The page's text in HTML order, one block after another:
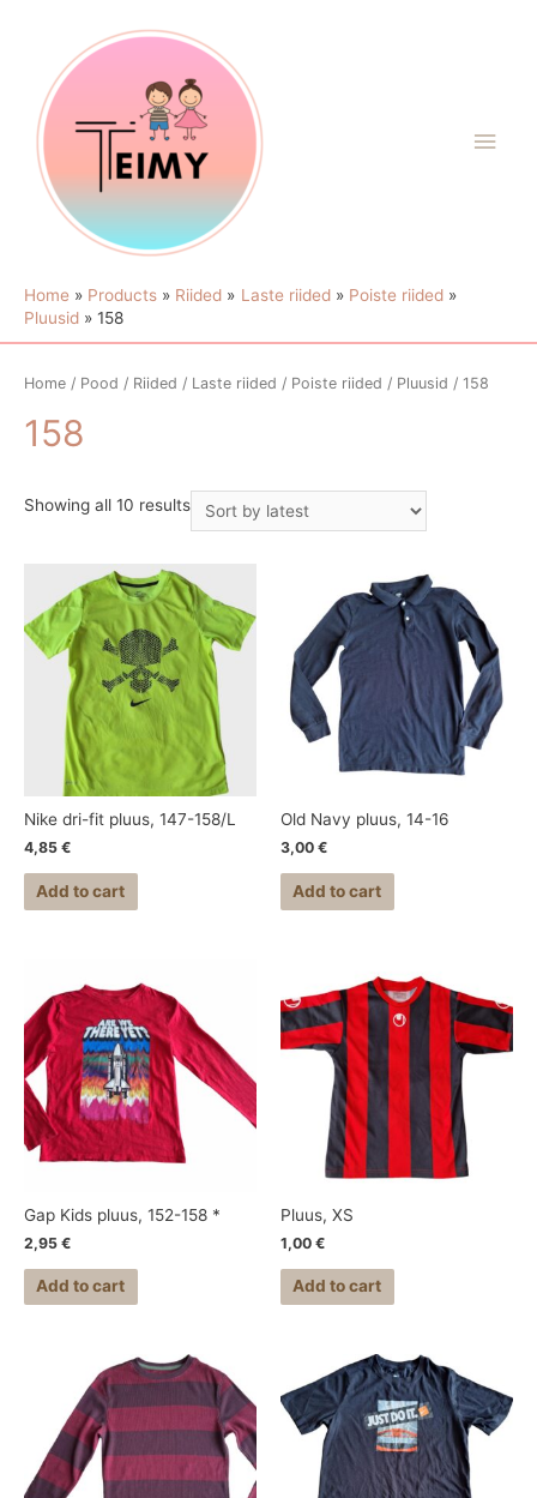
Home Products Riided Laste riided
Poiste riided
Pluusid
158
Home / Pood / Riided / Laste riided / Poiste riided / Pluusid / 158
158
Showing all 10 results
Nike dri-fit pluus, 147-158/L
4,85 €
Add to cart
Old Navy pluus, 14-16
3,00 €
Add to cart
Gap Kids pluus, 152-158 *
2,95 €
Add to cart
Pluus, XS
1,00 €
Add to cart